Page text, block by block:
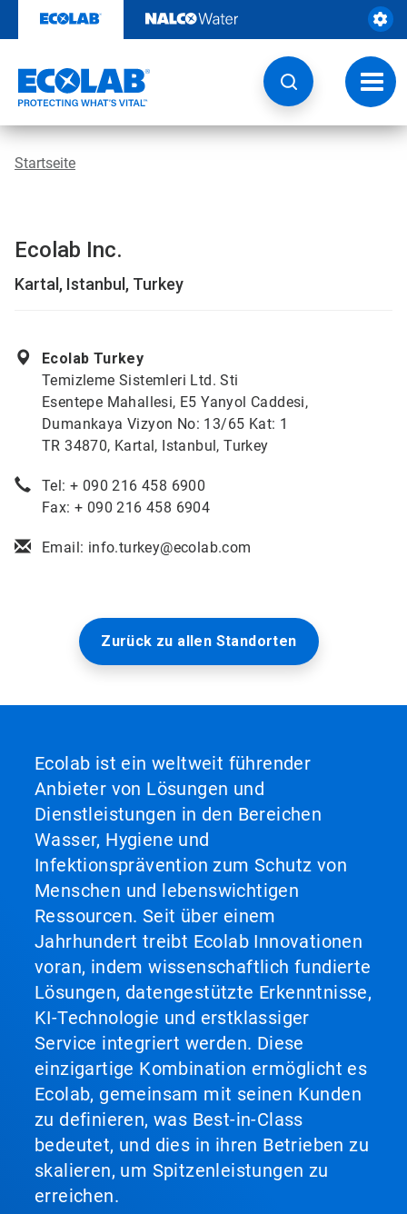
Inhalt
Startseite
Ecolab Inc.
Kartal, Istanbul, Turkey
Ecolab Turkey
Temizleme Sistemleri Ltd. Sti
Esentepe Mahallesi, E5 Yanyol Caddesi,
Dumankaya Vizyon No: 13/65 Kat: 1
TR 34870, Kartal, Istanbul, Turkey
Tel: + 090 216 458 6900
Fax: + 090 216 458 6904
Email: info.turkey@ecolab.com
Zurück zu allen Standorten
Ecolab ist ein weltweit führender
Anbieter von Lösungen und
Dienstleistungen in den Bereichen
Wasser, Hygiene und
Infektionsprävention zum Schutz von
Menschen und lebenswichtigen
Ressourcen. Seit über einem
Jahrhundert treibt Ecolab Innovationen
voran, indem wissenschaftlich fundierte
Lösungen, datengestützte Erkenntnisse,
KI-Technologie und erstklassiger
Service integriert werden. Diese
einzigartige Kombination ermöglicht es
Ecolab, gemeinsam mit seinen Kunden
zu definieren, was Best-in-Class
bedeutet, und dies in ihren Betrieben zu
skalieren, um Spitzenleistungen zu
erreichen.